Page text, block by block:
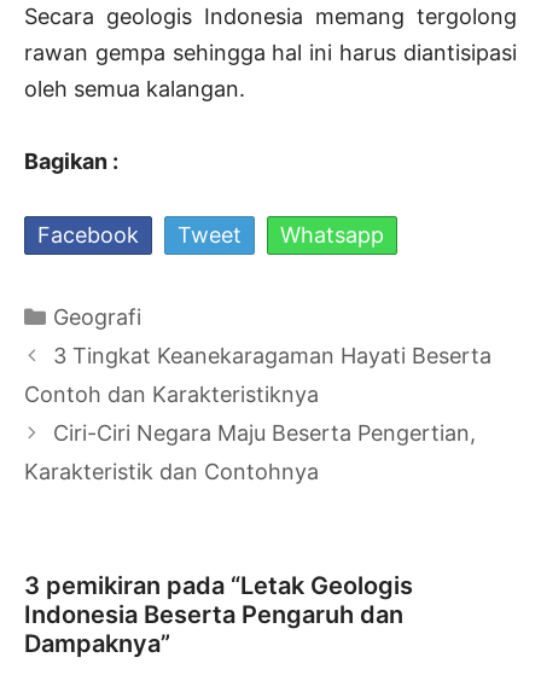
Secara geologis Indonesia memang tergolong
rawan gempa sehingga hal ini harus diantisipasi
oleh semua kalangan.
Bagikan :
Facebook Tweet Whatsapp
Kategori
Geografi
Navigasi
Tulisan
3 Tingkat Keanekaragaman Hayati Beserta
Contoh dan Karakteristiknya
Ciri-Ciri Negara Maju Beserta Pengertian,
Karakteristik dan Contohnya
3 pemikiran pada “Letak Geologis
Indonesia Beserta Pengaruh dan
Dampaknya”